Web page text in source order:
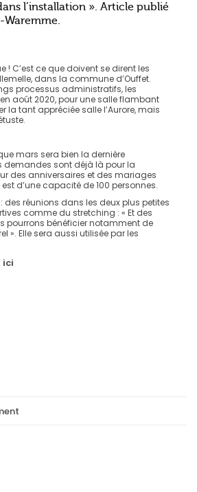
l’installation ». Article publié
Waremme.
! C’est ce que doivent se dirent les
dans la commune d’Ouffet.
processus administratifs, les
août 2020, pour une salle flambant
la tant appréciée salle l’Aurore, mais
mars sera bien la dernière
demandes sont déjà là pour la
des anniversaires et des mariages
d’une capacité de 100 personnes.
des réunions dans les deux plus petites
comme du stretching : « Et des
pourrons bénéficier notamment de
». Elle sera aussi utilisée par les
ici